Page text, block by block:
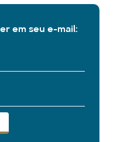
em seu e-mail: